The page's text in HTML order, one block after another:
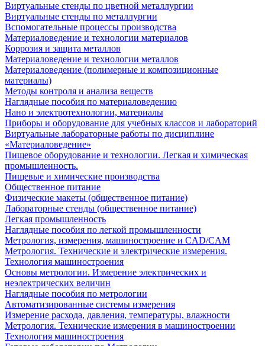
Виртуальные стенды по цветной металлургии
Виртуальные стенды по металлургии
Вспомогательные процессы производства
Материаловедение и технологии материалов
Коррозия и защита металлов
Материаловедение и технологии металлов
Материаловедение (полимерные и композиционные
материалы)
Методы контроля и анализа веществ
Наглядные пособия по материаловедению
Нано и электротехнологии, материалы
Приборы и оборудование для учебных классов и лабораторий
Виртуальные лабораторные работы по дисциплине
«Материаловедение»
Пищевое оборудование и технологии. Легкая и химическая
промышленность.
Пищевые и химические производства
Общественное питание
Физические макеты (общественное питание)
Лабораторные стенды (общественное питание)
Легкая промышленность
Наглядные пособия по легкой промышленности
Метрология, измерения, машиностроение и CAD/CAM
Метрология. Технические и электрические измерения.
Технология машиностроения
Основы метрологии. Измерение электрических и
неэлектрических величин
Наглядные пособия по метрологии
Автоматизированные системы измерения
Измерение расхода, давления, температуры, влажности
Метрология. Технические измерения в машиностроении
Технология машиностроения